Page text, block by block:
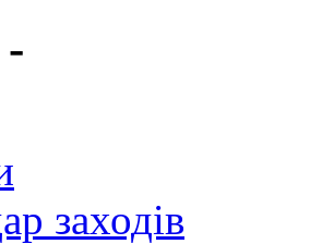
заходів